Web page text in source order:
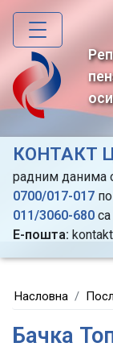
КОНТАКТ
радним данима
0700/017-017
011/3060-680
Е-пошта:
Насловна
Бачка